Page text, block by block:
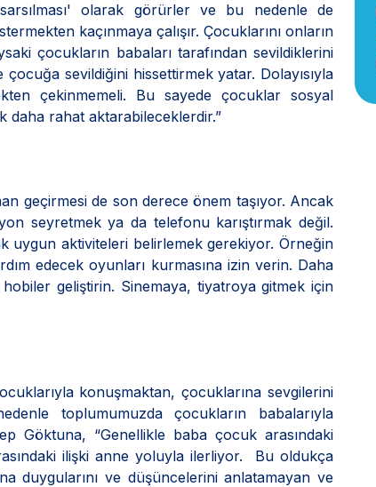
olarak görürler ve bu nedenle de
kaçınmaya çalışır. Çocuklarını onların
çocukların babaları tarafından sevildiklerini
çocuğa sevildiğini hissettirmek yatar. Dolayısıyla
çekinmemeli. Bu sayede çocuklar sosyal
daha rahat aktarabileceklerdir.”
geçirmesi de son derece önem taşıyor. Ancak
seyretmek ya da telefonu karıştırmak değil.
uygun aktiviteleri belirlemek gerekiyor. Örneğin
edecek oyunları kurmasına izin verin. Daha
geliştirin. Sinemaya, tiyatroya gitmek için
konuşmaktan, çocuklarına sevgilerini
toplumumuzda çocukların babalarıyla
Göktuna, “Genellikle baba çocuk arasındaki
ilişki anne yoluyla ilerliyor. Bu oldukça
duygularını ve düşüncelerini anlatamayan ve